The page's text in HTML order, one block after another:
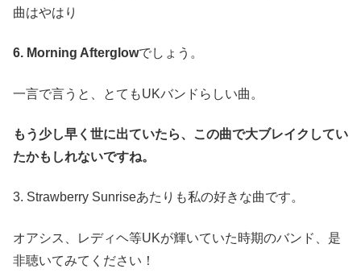
曲はやはり
6. Morning Afterglowでしょう。
一言で言うと、とてもUKバンドらしい曲。
もう少し早く世に出ていたら、この曲で大ブレイクしてい
たかもしれないですね。
3. Strawberry Sunriseあたりも私の好きな曲です。
オアシス、レディヘ等UKが輝いていた時期のバンド、是
非聴いてみてください！